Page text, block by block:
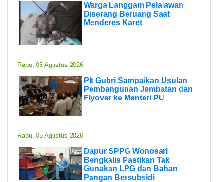
Warga Langgam Pelalawan
Diserang Beruang Saat
Menderes Karet
Rabu, 05 Agustus 2026
Plt Gubri Sampaikan Usulan
Pembangunan Jembatan dan
Flyover ke Menteri PU
Rabu, 05 Agustus 2026
Dapur SPPG Wonosari
Bengkalis Pastikan Tak
Gunakan LPG dan Bahan
Pangan Bersubsidi